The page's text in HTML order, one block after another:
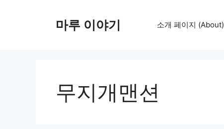
마루 이야기 소개 페이지 (About)
무지개맨션